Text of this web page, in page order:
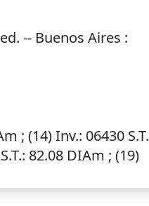
-- Buenos Aires :
; (14)Inv.: 06430 S.T.
S.T.: 82.08 DIAm ; (19)